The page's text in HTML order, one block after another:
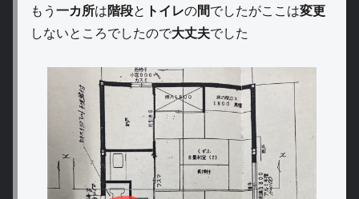
もう一カ所は階段と トイレの間でしたがここは変更
しないところでしたので大丈夫でした